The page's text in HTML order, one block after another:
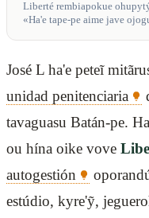
Liberté rembiapokue
«Ha'e tape-pe aime jave
José L ha'e peteĩ
unidad penitenciaria
tavaguasu Batán-pe.
ou hína oike vove
autogestión
estúdio, kyre'ỹ,